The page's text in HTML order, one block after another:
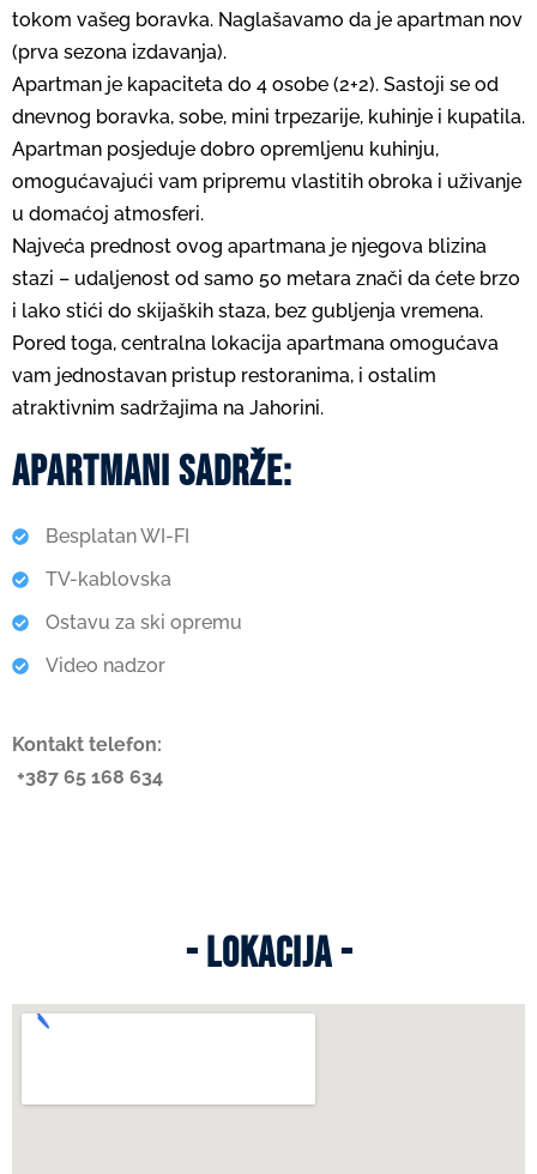
tokom vašeg boravka. Naglašavamo da je apartman nov
(prva sezona izdavanja).
Apartman je kapaciteta do 4 osobe (2+2). Sastoji se od
dnevnog boravka, sobe, mini trpezarije, kuhinje i kupatila.
Apartman posjeduje dobro opremljenu kuhinju,
omogućavajući vam pripremu vlastitih obroka i uživanje
u domaćoj atmosferi.
Najveća prednost ovog apartmana je njegova blizina
stazi – udaljenost od samo 50 metara znači da ćete brzo
i lako stići do skijaških staza, bez gubljenja vremena.
Pored toga, centralna lokacija apartmana omogućava
vam jednostavan pristup restoranima, i ostalim
atraktivnim sadržajima na Jahorini.
apartmani sadrže:
Besplatan WI-FI
TV-kablovska
Ostavu za ski opremu
Video nadzor
Kontakt telefon:
+387 65 168 634
- LOKACIJA -